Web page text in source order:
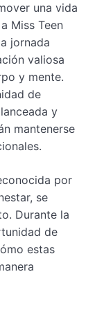
una vida
Miss Teen
jornada
valiosa
y mente.
de
y
mantenerse
por
se
Durante la
de
estas